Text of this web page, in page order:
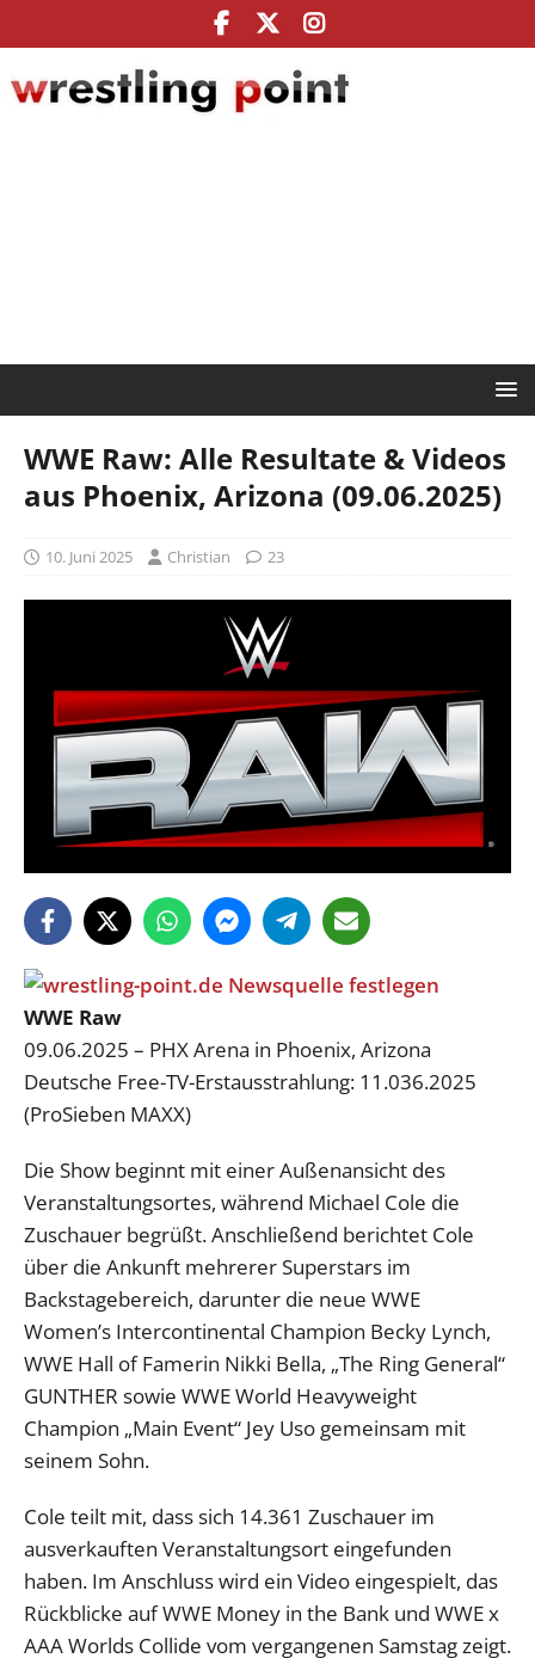
WWE Raw: Alle Resultate & Videos
aus Phoenix, Arizona (09.06.2025)
10. Juni 2025 Christian 23
WWE Raw
09.06.2025 – PHX Arena in Phoenix, Arizona
Deutsche Free-TV-Erstausstrahlung: 11.036.2025
(ProSieben MAXX)
Die Show beginnt mit einer Außenansicht des
Veranstaltungsortes, während Michael Cole die
Zuschauer begrüßt. Anschließend berichtet Cole
über die Ankunft mehrerer Superstars im
Backstagebereich, darunter die neue WWE
Women’s Intercontinental Champion Becky Lynch,
WWE Hall of Famerin Nikki Bella, „The Ring General“
GUNTHER sowie WWE World Heavyweight
Champion „Main Event“ Jey Uso gemeinsam mit
seinem Sohn.
Cole teilt mit, dass sich 14.361 Zuschauer im
ausverkauften Veranstaltungsort eingefunden
haben. Im Anschluss wird ein Video eingespielt, das
Rückblicke auf WWE Money in the Bank und WWE x
AAA Worlds Collide vom vergangenen Samstag zeigt.